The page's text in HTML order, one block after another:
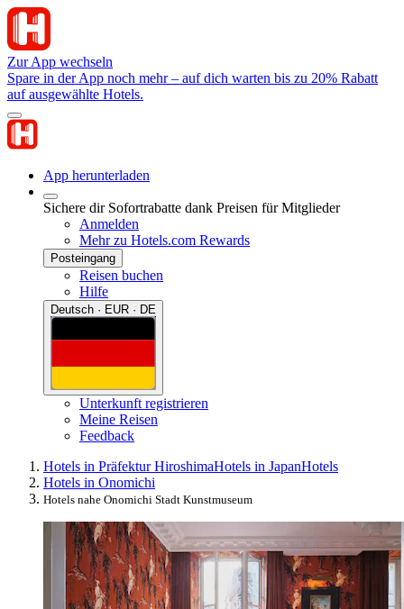
Zur App wechseln
Spare in der App noch mehr – auf dich warten bis zu 20% Rabatt
auf ausgewählte Hotels.
App herunterladen
Sichere dir Sofortrabatte dank Preisen für Mitglieder
Anmelden
Mehr zu Hotels.com Rewards
Posteingang
Reisen buchen
Hilfe
Deutsch · EUR · DE
Unterkunft registrieren
Meine Reisen
Feedback
Hotels in Präfektur HiroshimaHotels in JapanHotels
Hotels in Onomichi
Hotels nahe Onomichi Stadt Kunstmuseum